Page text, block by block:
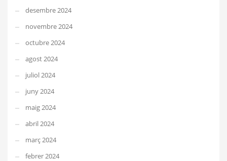
desembre 2024
novembre 2024
octubre 2024
agost 2024
juliol 2024
juny 2024
maig 2024
abril 2024
març 2024
febrer 2024